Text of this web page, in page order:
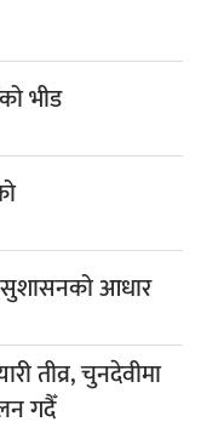
भीड
सुशासनको आधार
तीव्र, चुनदेवीमा
गदैँ